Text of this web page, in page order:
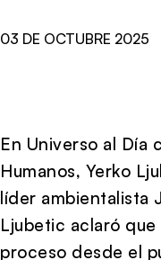
03 DE OCTUBRE 2025
En Universo al
Humanos, Yerko
líder ambientalista
Ljubetic aclaró
proceso desde el